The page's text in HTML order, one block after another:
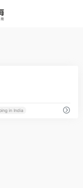
in India